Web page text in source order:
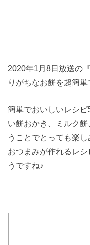
2020年1月8日放送の
りがちなお餅を超簡単
簡単でおいしいレシ
い餅おかき、ミルク
うことでとっても楽し
おつまみが作れるレ
うですね♪